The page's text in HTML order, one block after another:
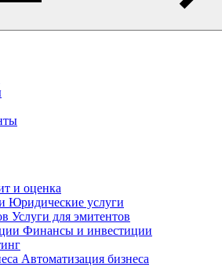
и оценка
Юридические услуги
Услуги для эмитентов
Финансы и инвестиции
Автоматизация бизнеса